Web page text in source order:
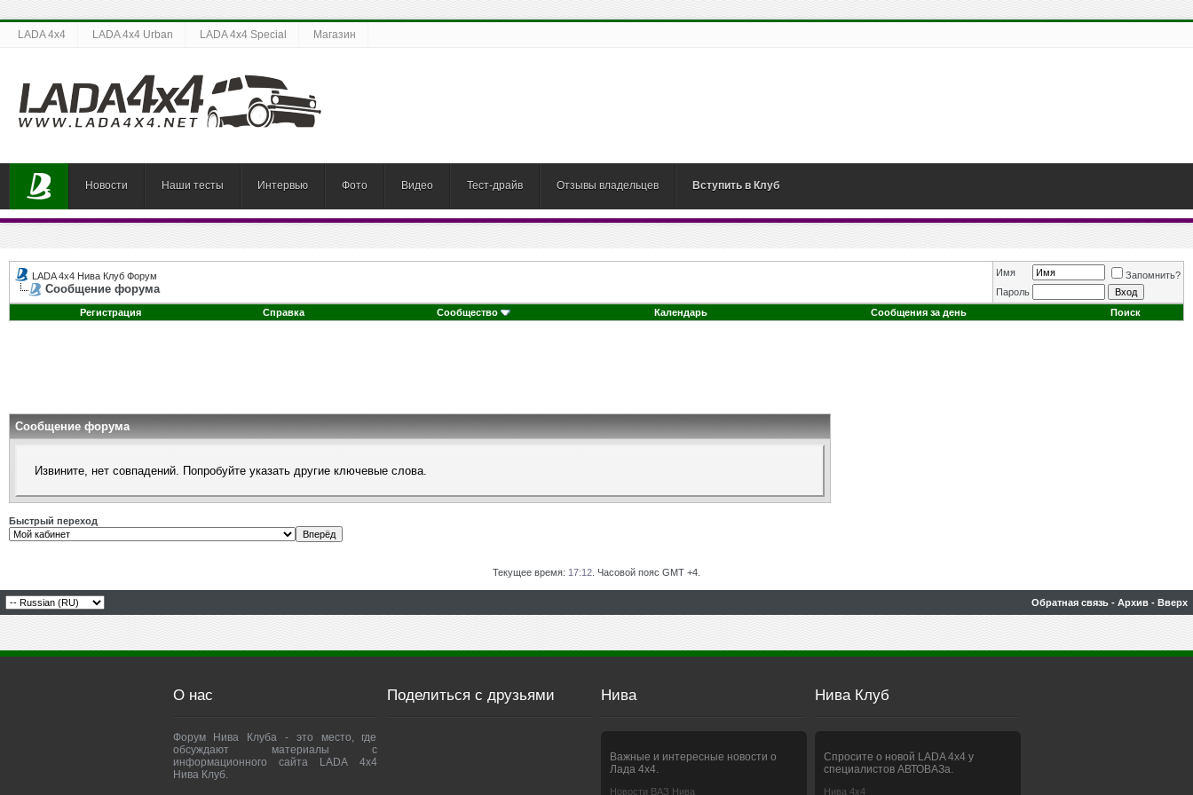
LADA 4x4 LADA 4x4 Urban LADA 4x4 Special Магазин
Новости Наши тесты Интервью Фото Видео Тест-драйв Отзывы владельцев Вступить в Клуб
LADA 4x4 Нива Клуб Форум
Сообщение форума
Имя
Запомнить?
Пароль
Регистрация
Справка Сообщество Календарь Сообщения за день Поиск
Сообщение форума
Извините, нет совпадений. Попробуйте указать другие ключевые слова.
Быстрый переход
Текущее время: 17:12 . Часовой пояс GMT +4.
Обратная связь - Архив - Вверх
О нас
Форум Нива Клуба - это место, где
обсуждают материалы с
информационного сайта LADA 4x4
Нива Клуб.
Поделиться с друзьями Нива
Важные и интересные новости о
Лада 4х4.
Новости ВАЗ Нива
Нива Клуб
Спросите о новой LADA 4x4 у
специалистов АВТОВАЗа.
Нива 4х4